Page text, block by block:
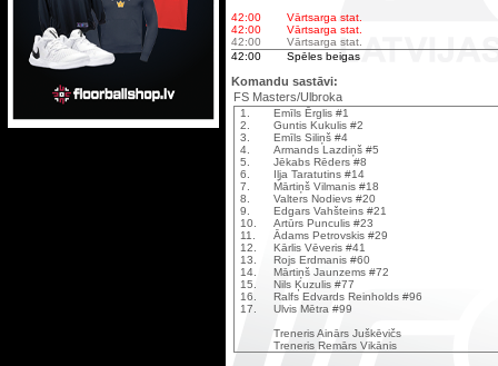
42:00
Vārtsarga stat.
42:00
Vārtsarga stat.
42:00
Vārtsarga stat.
42:00
Spēles beigas
Komandu sastāvi:
FS Masters/Ulbroka
1.
Emīls Ērglis #1
2.
Guntis Kukulis #2
3.
Emīls Siliņš #4
4.
Armands Lazdiņš #5
5.
Jēkabs Rēders #8
6.
Iļja Taratutins #14
7.
Mārtiņš Vilmanis #18
8.
Valters Nodievs #20
9.
Edgars Vahšteins #21
10.
Artūrs Punculis #23
11.
Ādams Petrovskis #29
12.
Kārlis Vēveris #41
13.
Rojs Erdmanis #60
14.
Mārtiņš Jaunzems #72
15.
Nils Ķuzulis #77
16.
Ralfs Edvards Reinholds #96
17.
Ulvis Mētra #99
Treneris Ainārs Juškēvičs
Treneris Remārs Vikānis